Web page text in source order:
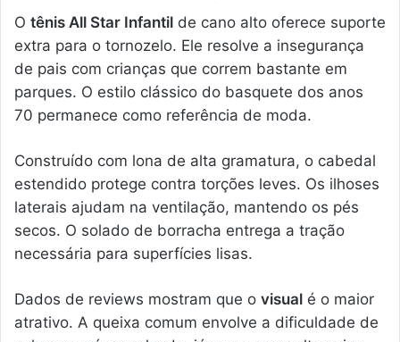
O tênis All Star Infantil de cano alto oferece suporte
extra para o tornozelo. Ele resolve a insegurança
de pais com crianças que correm bastante em
parques. O estilo clássico do basquete dos anos
70 permanece como referência de moda.
Construído com lona de alta gramatura, o cabedal
estendido protege contra torções leves. Os ilhoses
laterais ajudam na ventilação, mantendo os pés
secos. O solado de borracha entrega a tração
necessária para superfícies lisas.
Dados de reviews mostram que o visual é o maior
atrativo. A queixa comum envolve a dificuldade de